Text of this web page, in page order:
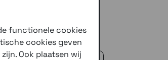
functionele cookies
cookies geven
Ook plaatsen wij